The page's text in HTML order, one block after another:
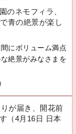
のネモフィラ、
青の絶景が楽し
にボリューム満点
絶景がみなさまを
が届き、開花前
（4月16日 日本